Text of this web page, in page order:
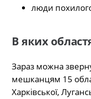
люди
В яких
Зараз можна
мешканцям 15
Харківської,